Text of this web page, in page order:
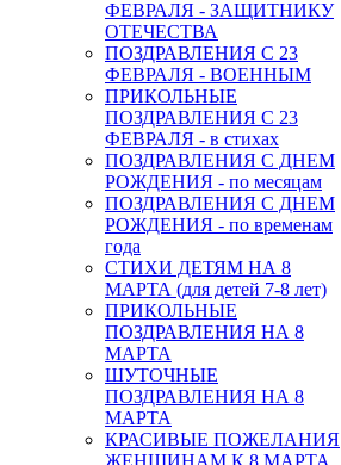
ФЕВРАЛЯ - ЗАЩИТНИКУ
ОТЕЧЕСТВА
ПОЗДРАВЛЕНИЯ С 23
ФЕВРАЛЯ - ВОЕННЫМ
ПРИКОЛЬНЫЕ
ПОЗДРАВЛЕНИЯ С 23
ФЕВРАЛЯ - в стихах
ПОЗДРАВЛЕНИЯ С ДНЕМ
РОЖДЕНИЯ - по месяцам
ПОЗДРАВЛЕНИЯ С ДНЕМ
РОЖДЕНИЯ - по временам
года
СТИХИ ДЕТЯМ НА 8
МАРТА (для детей 7-8 лет)
ПРИКОЛЬНЫЕ
ПОЗДРАВЛЕНИЯ НА 8
МАРТА
ШУТОЧНЫЕ
ПОЗДРАВЛЕНИЯ НА 8
МАРТА
КРАСИВЫЕ ПОЖЕЛАНИЯ
ЖЕНЩИНАМ К 8 МАРТА